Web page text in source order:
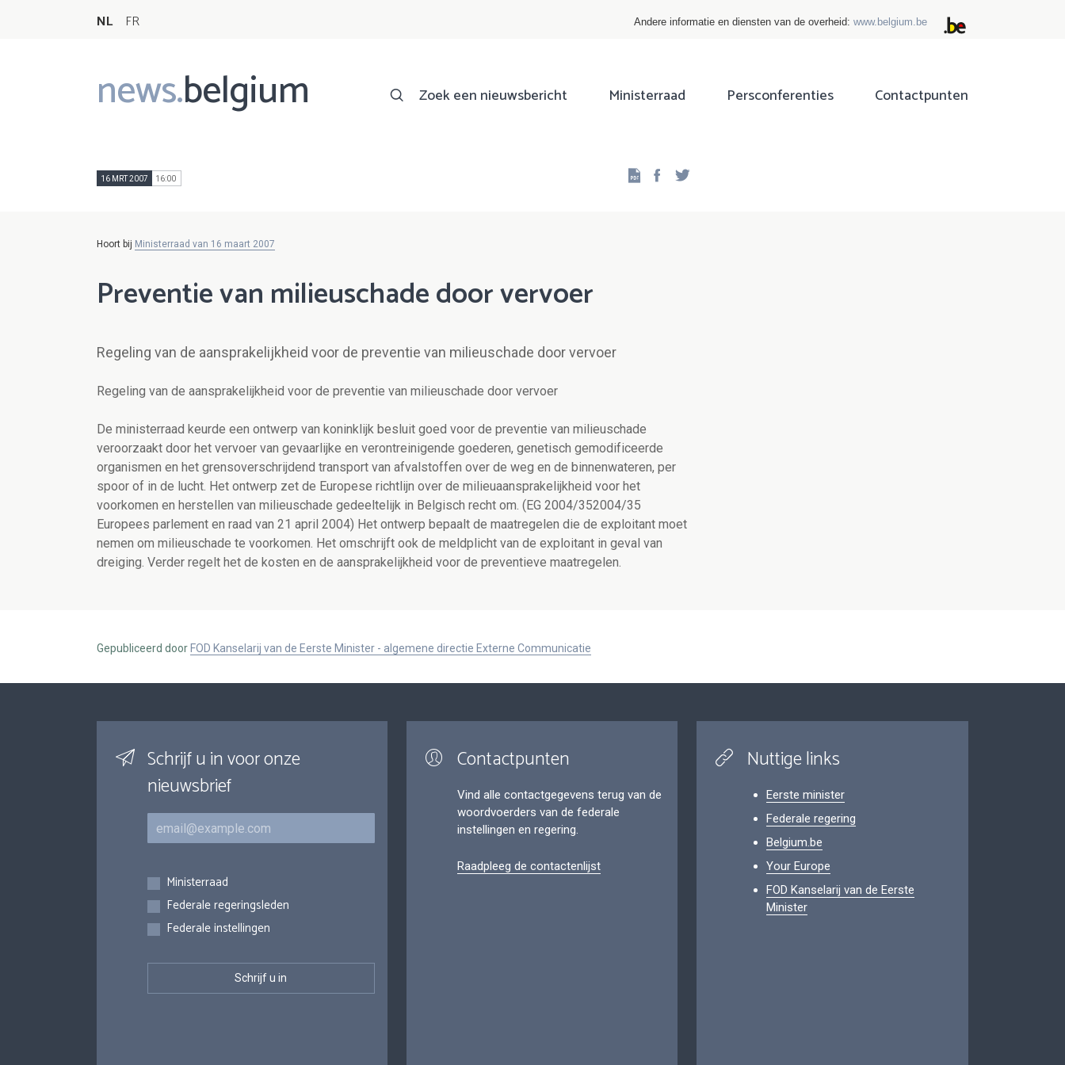
NL FR Andere informatie en diensten van de overheid: www.belgium.be
news.belgium
Main
navigation
Zoek een nieuwsbericht Ministerraad Persconferenties Contactpunten
16 MRT 2007 16:00 Facebook
Hoort bij Ministerraad van 16 maart 2007
Preventie van milieuschade door vervoer
Regeling van de aansprakelijkheid voor de preventie van milieuschade door vervoer
Regeling van de aansprakelijkheid voor de preventie van milieuschade door vervoer
De ministerraad keurde een ontwerp van koninklijk besluit goed voor de preventie van milieuschade
veroorzaakt door het vervoer van gevaarlijke en verontreinigende goederen, genetisch gemodificeerde
organismen en het grensoverschrijdend transport van afvalstoffen over de weg en de binnenwateren, per
spoor of in de lucht. Het ontwerp zet de Europese richtlijn over de milieuaansprakelijkheid voor het
voorkomen en herstellen van milieuschade gedeeltelijk in Belgisch recht om. (EG 2004/352004/35
Europees parlement en raad van 21 april 2004) Het ontwerp bepaalt de maatregelen die de exploitant moet
nemen om milieuschade te voorkomen. Het omschrijft ook de meldplicht van de exploitant in geval van
dreiging. Verder regelt het de kosten en de aansprakelijkheid voor de preventieve maatregelen.
Gepubliceerd door FOD Kanselarij van de Eerste Minister - algemene directie Externe Communicatie
Schrijf u in voor onze
nieuwsbrief
E-mail
Inschrijvingen
Ministerraad
Federale regeringsleden
Federale instellingen
Contactpunten
Vind alle contactgegevens terug van de
woordvoerders van de federale
instellingen en regering.
Raadpleeg de contactenlijst
Nuttige links
Eerste minister
Federale regering
Belgium.be
Your Europe
FOD Kanselarij van de Eerste
Minister